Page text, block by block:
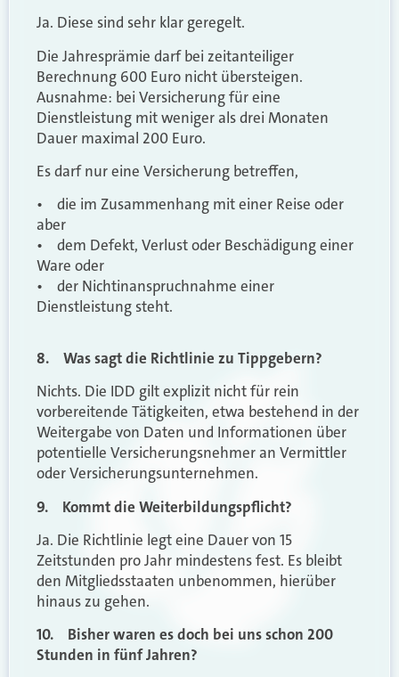
Ja. Diese sind sehr klar geregelt.
Die Jahresprämie darf bei zeitanteiliger
Berechnung 600 Euro nicht übersteigen.
Ausnahme: bei Versicherung für eine
Dienstleistung mit weniger als drei Monaten
Dauer maximal 200 Euro.
Es darf nur eine Versicherung betreffen,
• die im Zusammenhang mit einer Reise oder
aber
• dem Defekt, Verlust oder Beschädigung einer
Ware oder
• der Nichtinanspruchnahme einer
Dienstleistung steht.
8. Was sagt die Richtlinie zu Tippgebern?
Nichts. Die IDD gilt explizit nicht für rein
vorbereitende Tätigkeiten, etwa bestehend in der
Weitergabe von Daten und Informationen über
potentielle Versicherungsnehmer an Vermittler
oder Versicherungsunternehmen.
9. Kommt die Weiterbildungspflicht?
Ja. Die Richtlinie legt eine Dauer von 15
Zeitstunden pro Jahr mindestens fest. Es bleibt
den Mitgliedsstaaten unbenommen, hierüber
hinaus zu gehen.
10. Bisher waren es doch bei uns schon 200
Stunden in fünf Jahren?